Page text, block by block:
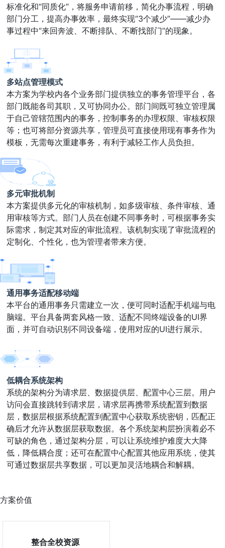
标准化和“同质化”，将服务申请前移，简化办事流程，明确
部门分工，提高办事效率，最终实现“3个减少”——减少办
事过程中“来回奔波、不断排队、不断找部门”的现象。
多站点管理模式
本方案为学校内各个业务部门提供独立的事务管理平台，各
部门既能各司其职，又可协同办公。部门间既可独立管理属
于自己管辖范围内的事务，控制事务的办理权限、审核权限
等；也可将部分资源共享，管理员可直接使用现有事务作为
模板，无需每次重建事务，有利于减轻工作人员负担。
多元审批机制
本方案提供多元化的审核机制，如多级审核、条件审核、通
用审核等方式。部门人员在创建不同事务时，可根据事务实
际需求，制定其对应的审批流程。该机制实现了审批流程的
定制化、个性化，也为管理者带来方便。
通用事务适配移动端
本平台的通用事务只需建立一次，便可同时适配手机端与电
脑端。平台具备两套风格一致、适配不同终端设备的UI界
面，并可自动识别不同设备端，使用对应的UI进行展示。
低耦合系统架构
系统的架构分为请求层、数据提供层、配置中心三层。用户
访问会直接跳转到请求层，请求层再携带系统配置到数据
层，数据层根据系统配置到配置中心获取系统密钥，匹配正
确后才允许从数据层获取数据。各个系统架构层扮演着必不
可缺的角色，通过架构分层，可以让系统维护难度大大降
低，降低耦合度；还可在配置中心配置其他应用系统，使其
可通过数据层共享数据，可以更加灵活地耦合和解耦。
方案价值
整合全校资源